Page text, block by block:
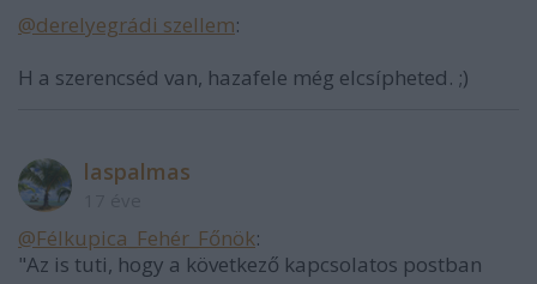
@derelyegrádi szellem:
H a szerencséd van, hazafele még elcsípheted. ;)
laspalmas
@Félkupica_Fehér_Főnök:
"Az is tuti, hogy a következő kapcsolatos postban